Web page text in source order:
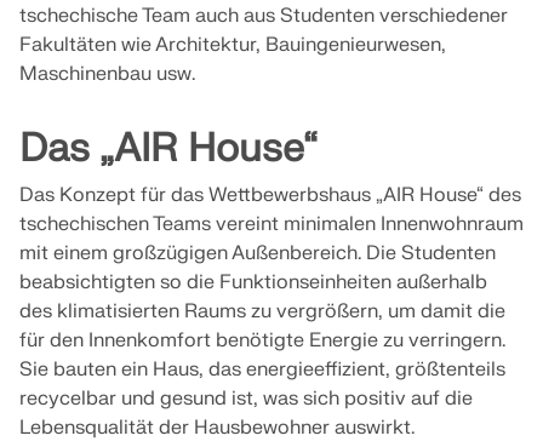
API Dokumentation
Erste Schritte
Anwendungen
Modellobjekte
Abos & Preise
Beispiele
FEM für Stahlverbindungen
tschechische Team auch aus Studenten verschiedener
Fakultäten wie Architektur, Bauingenieurwesen,
Maschinenbau usw.
Das „AIR House“
Das Konzept für das Wettbewerbshaus „AIR House“ des
tschechischen Teams vereint minimalen Innenwohnraum
mit einem großzügigen Außenbereich. Die Studenten
beabsichtigten so die Funktionseinheiten außerhalb
des klimatisierten Raums zu vergrößern, um damit die
für den Innenkomfort benötigte Energie zu verringern.
Sie bauten ein Haus, das energieeffizient, größtenteils
recycelbar und gesund ist, was sich positiv auf die
Lebensqualität der Hausbewohner auswirkt.